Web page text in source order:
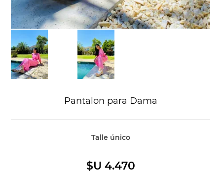
Pantalon para Dama
Talle único
$U 4.470